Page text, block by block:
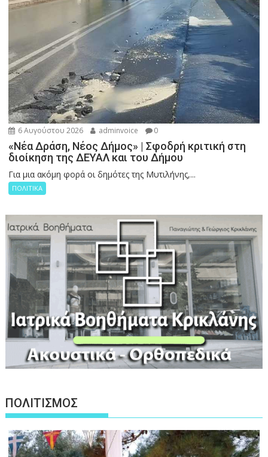
6 Αυγούστου 2026 adminvoice 0
«Νέα Δράση, Νέος Δήμος» | Σφοδρή κριτική στη
διοίκηση της ΔΕΥΑΛ και του Δήμου
Για μια ακόμη φορά οι δημότες της Μυτιλήνης,...
ΠΟΛΙΤΙΚΑ
ΠΟΛΙΤΙΣΜΟΣ